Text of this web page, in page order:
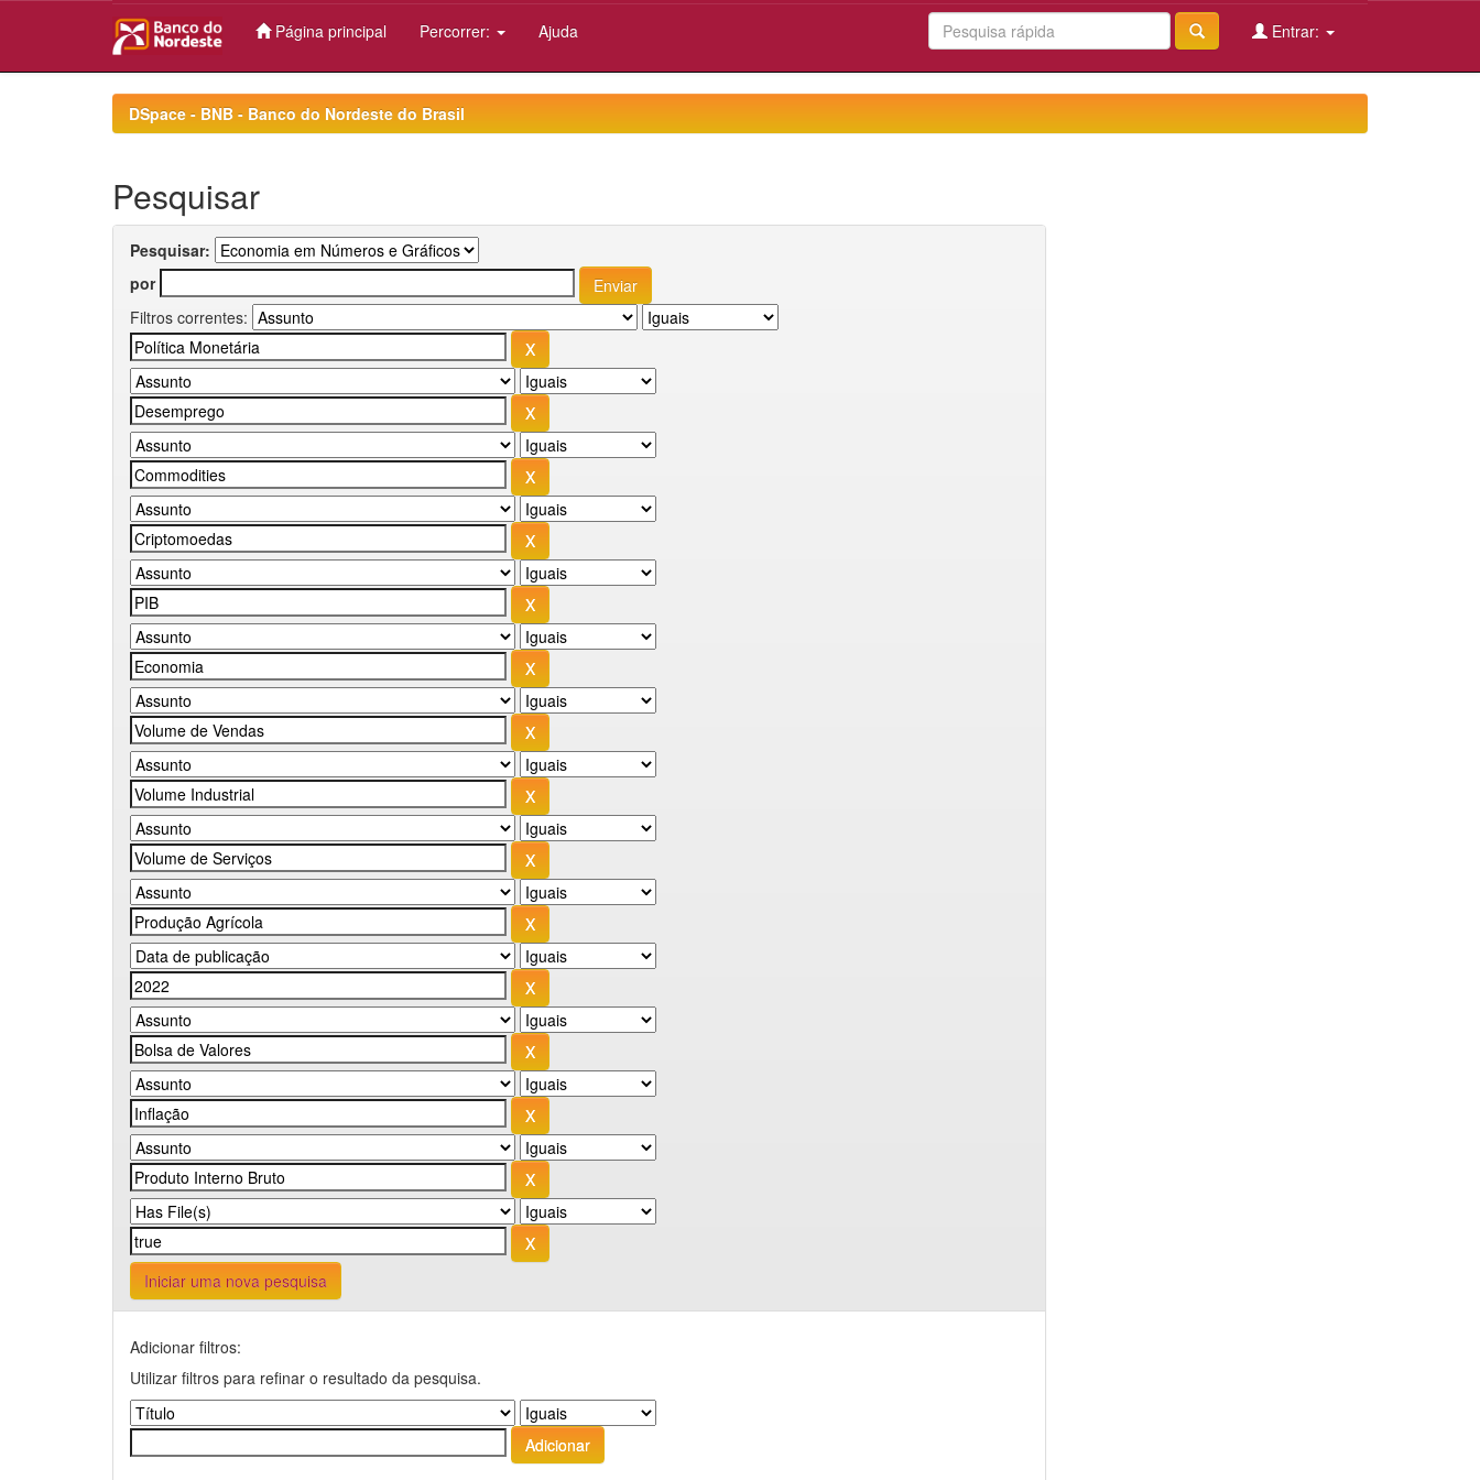
Página principal Percorrer: Ajuda Entrar:
DSpace - BNB - Banco do Nordeste do Brasil
Pesquisar
Pesquisar:
por
Filtros correntes:
Iniciar uma nova pesquisa
Adicionar filtros:
Utilizar filtros para refinar o resultado da pesquisa.